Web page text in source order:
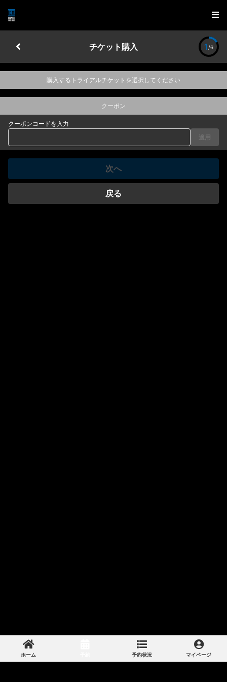
チケット購入 1 /6
購入するトライアルチケットを選択してください
クーポン
クーポンコードを入力
適用
次へ
戻る
ホーム 予約状況 マイページ